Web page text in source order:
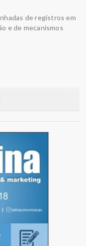
de registros em
e de mecanismos